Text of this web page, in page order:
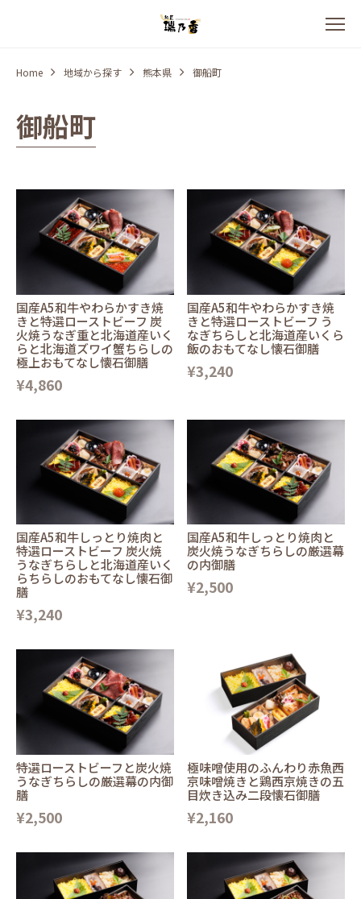
Home 地域から探す 熊本県 御船町
御船町
国産A5和牛やわらかすき焼
きと特選ローストビーフ 炭
火焼うなぎ重と北海道産いく
らと北海道ズワイ蟹ちらしの
極上おもてなし懐石御膳
¥4,860
国産A5和牛やわらかすき焼
きと特選ローストビーフ う
なぎちらしと北海道産いくら
飯のおもてなし懐石御膳
¥3,240
国産A5和牛しっとり焼肉と
特選ローストビーフ 炭火焼
うなぎちらしと北海道産いく
らちらしのおもてなし懐石御
膳
¥3,240
国産A5和牛しっとり焼肉と
炭火焼うなぎちらしの厳選幕
の内御膳
¥2,500
特選ローストビーフと炭火焼
うなぎちらしの厳選幕の内御
膳
¥2,500
極味噌使用のふんわり赤魚西
京味噌焼きと鶏西京焼きの五
目炊き込み二段懐石御膳
¥2,160